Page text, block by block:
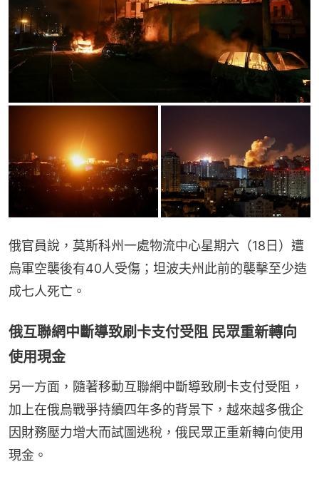
俄官員說，莫斯科州一處物流中心星期六（18日）遭
烏軍空襲後有40人受傷；坦波夫州此前的襲擊至少造
成七人死亡。
俄互聯網中斷導致刷卡支付受阻 民眾重新轉向
使用現金
另一方面，隨著移動互聯網中斷導致刷卡支付受阻，
加上在俄烏戰爭持續四年多的背景下，越來越多俄企
因財務壓力增大而試圖逃稅，俄民眾正重新轉向使用
現金。